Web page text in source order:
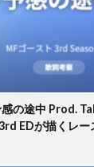
の途中 Prod.
EDが描くレー